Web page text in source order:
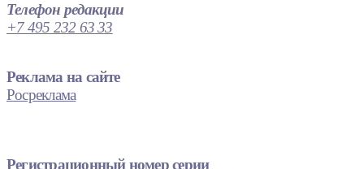
Телефон редакции
+7 495 232 63 33
Реклама на сайте
Росреклама
Регистрационный номер серии